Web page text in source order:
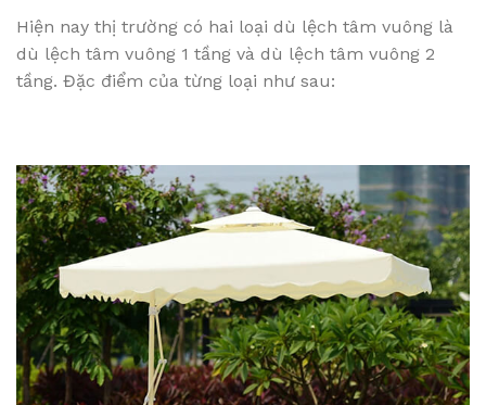
Hiện nay thị trường có hai loại dù lệch tâm vuông là
dù lệch tâm vuông 1 tầng và dù lệch tâm vuông 2
tầng. Đặc điểm của từng loại như sau: